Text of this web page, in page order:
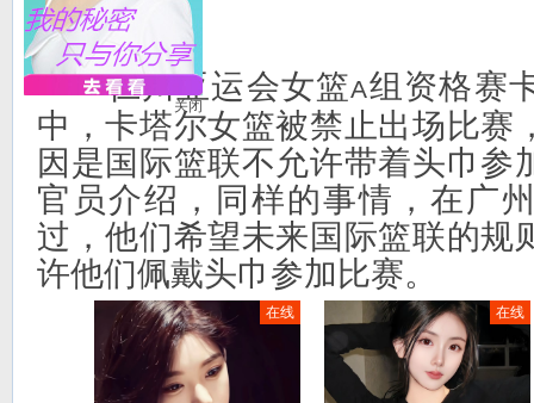
仁川亚运会女篮A组资格赛
中，卡塔尔女篮被禁止出场比赛
因是国际篮联不允许带着头巾参
官员介绍，同样的事情，在广
过，他们希望未来国际篮联的规
许他们佩戴头巾参加比赛。
在线 在线
关闭